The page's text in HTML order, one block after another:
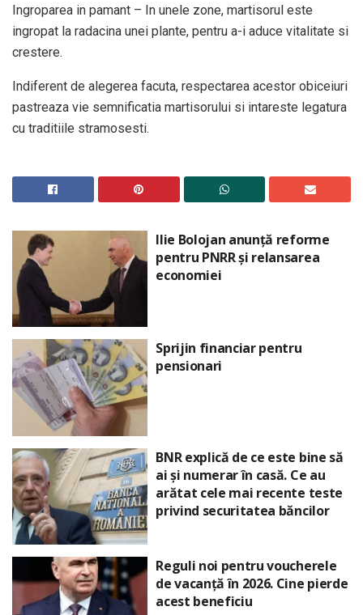
Ingroparea in pamant – In unele zone, martisorul este
ingropat la radacina unei plante, pentru a-i aduce vitalitate si
crestere.
Indiferent de alegerea facuta, respectarea acestor obiceiuri
pastreaza vie semnificatia martisorului si intareste legatura
cu traditiile stramosesti.
Ilie Bolojan anunță reforme
pentru PNRR și relansarea
economiei
Sprijin financiar pentru
pensionari
BNR explică de ce este bine să
ai și numerar în casă. Ce au
arătat cele mai recente teste
privind securitatea băncilor
Reguli noi pentru voucherele
de vacanță în 2026. Cine pierde
acest beneficiu